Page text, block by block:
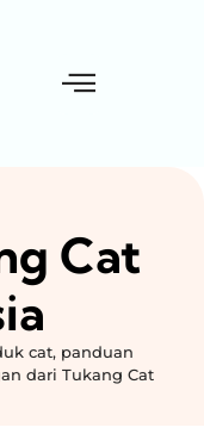
Cat
cat, panduan
dari Tukang Cat